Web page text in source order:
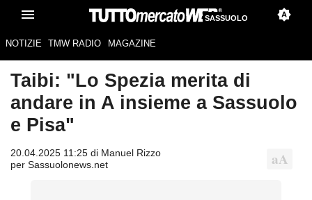
SASSUOLO
NOTIZIE TMW RADIO MAGAZINE
Taibi: "Lo Spezia merita di
andare in A insieme a Sassuolo
e Pisa"
20.04.2025 11:25 di Manuel Rizzo
per Sassuolonews.net